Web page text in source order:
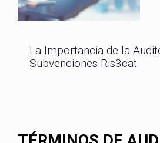
La Importancia de la
Subvenciones Ris3cat